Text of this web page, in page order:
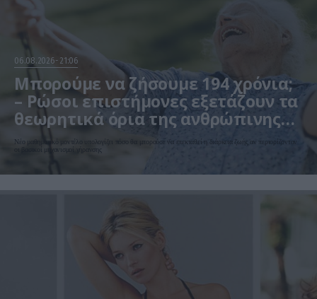
06.08.2026 21:06
Μπορούμε να ζήσουμε 194 χρόνια;
– Ρώσοι επιστήμονες εξετάζουν τα
θεωρητικά όρια της ανθρώπινης
ζωής
Νέο μαθηματικό μοντέλο υπολογίζει πόσο θα μπορούσε να επεκταθεί η διάρκεια ζωής αν περιορίζονταν
οι βασικοί μηχανισμοί γήρανσης